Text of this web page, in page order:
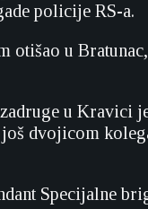
policije RS-a.
otišao u
u Kravici
dvojicom
Specijalne